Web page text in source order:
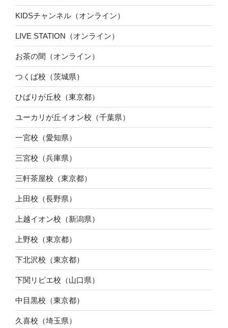
KIDSチャンネル（オンライン）
LIVE STATION（オンライン）
お茶の間（オンライン）
つくば校（茨城県）
ひばりが丘校（東京都）
ユーカリが丘イオン校（千葉県）
一宮校（愛知県）
三宮校（兵庫県）
三軒茶屋校（東京都）
上田校（長野県）
上越イオン校（新潟県）
上野校（東京都）
下北沢校（東京都）
下関リピエ校（山口県）
中目黒校（東京都）
久喜校（埼玉県）